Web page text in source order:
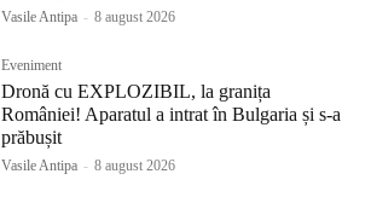
Vasile Antipa - 8 august 2026
Eveniment
Dronă cu EXPLOZIBIL, la granița
României! Aparatul a intrat în Bulgaria și s-a
prăbușit
Vasile Antipa - 8 august 2026